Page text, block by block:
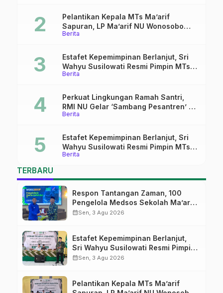
Berita
Pelantikan Kepala MTs Ma’arif
Sapuran, LP Ma’arif NU Wonosobo
Tekankan Lima Amanah
Berita
Estafet Kepemimpinan Berlanjut, Sri
Wahyu Susilowati Resmi Pimpin MTs
Ma’arif Sapuran
Berita
Perkuat Lingkungan Ramah Santri,
RMI NU Gelar ‘Sambang Pesantren’ di
Pati
Berita
Estafet Kepemimpinan Berlanjut, Sri
Wahyu Susilowati Resmi Pimpin MTs
Ma’arif Sapuran
TERBARU
Respon Tantangan Zaman, 100
Pengelola Medsos Sekolah Ma’arif
Pekalongan Ikuti Pelatihan Literasi
calendar_monthSen, 3 Agu 2026
Estafet Kepemimpinan Berlanjut,
Sri Wahyu Susilowati Resmi Pimpin
MTs Ma’arif Sapuran
calendar_monthSen, 3 Agu 2026
Pelantikan Kepala MTs Ma’arif